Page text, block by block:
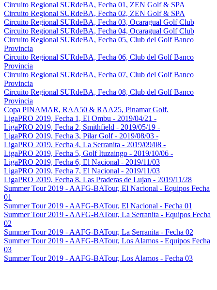
Circuito Regional SURdeBA, Fecha 01, ZEN Golf & SPA
Circuito Regional SURdeBA, Fecha 02, ZEN Golf & SPA
Circuito Regional SURdeBA, Fecha 03, Ocaragual Golf Club
Circuito Regional SURdeBA, Fecha 04, Ocaragual Golf Club
Circuito Regional SURdeBA, Fecha 05, Club del Golf Banco
Provincia
Circuito Regional SURdeBA, Fecha 06, Club del Golf Banco
Provincia
Circuito Regional SURdeBA, Fecha 07, Club del Golf Banco
Provincia
Circuito Regional SURdeBA, Fecha 08, Club del Golf Banco
Provincia
Copa PINAMAR, RAA50 & RAA25, Pinamar Golf.
LigaPRO 2019, Fecha 1, El Ombu - 2019/04/21 -
LigaPRO 2019, Fecha 2, Smithfield - 2019/05/19 -
LigaPRO 2019, Fecha 3, Pilar Golf - 2019/08/03 -
LigaPRO 2019, Fecha 4, La Serranita - 2019/09/08 -
LigaPRO 2019, Fecha 5, Golf Ituzaingo - 2019/10/06 -
LigaPRO 2019, Fecha 6, El Nacional - 2019/11/03
LigaPRO 2019, Fecha 7, El Nacional - 2019/11/03
LigaPRO 2019, Fecha 8, Las Praderas de Lujan - 2019/11/28
Summer Tour 2019 - AAFG-BATour, El Nacional - Equipos Fecha
01
Summer Tour 2019 - AAFG-BATour, El Nacional - Fecha 01
Summer Tour 2019 - AAFG-BATour, La Serranita - Equipos Fecha
02
Summer Tour 2019 - AAFG-BATour, La Serranita - Fecha 02
Summer Tour 2019 - AAFG-BATour, Los Alamos - Equipos Fecha
03
Summer Tour 2019 - AAFG-BATour, Los Alamos - Fecha 03